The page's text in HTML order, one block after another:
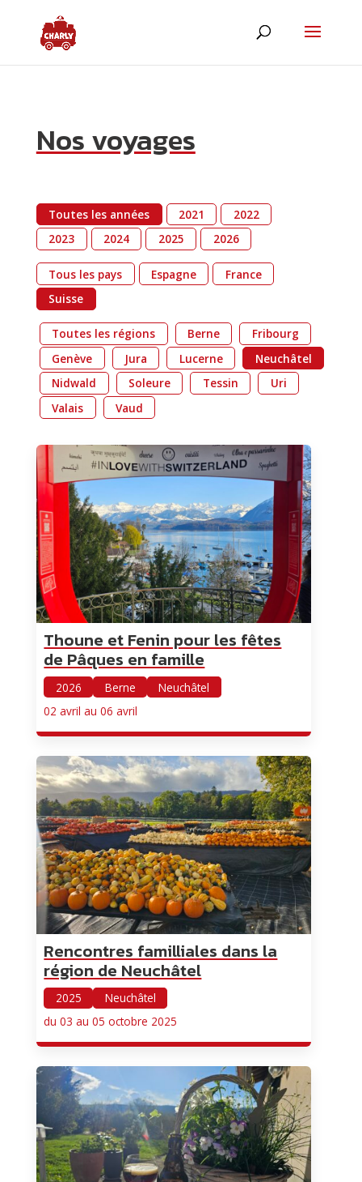
Nos voyages
Toutes les années 2021
2022
2023
2024 2025 2026
Tous les pays Espagne
France
Suisse
Toutes les régions Berne
Fribourg
Genève
Jura Lucerne
Neuchâtel
Nidwald
Soleure Tessin
Uri
Valais
Vaud
Thoune et Fenin pour les fêtes
de Pâques en famille
2026 Berne
Neuchâtel
02 avril au 06 avril
Rencontres familliales dans la
région de Neuchâtel
2025
Neuchâtel
du 03 au 05 octobre 2025
ChatBot de MyCharly Agent IA
Hello! Que désirez-vous savoir ?